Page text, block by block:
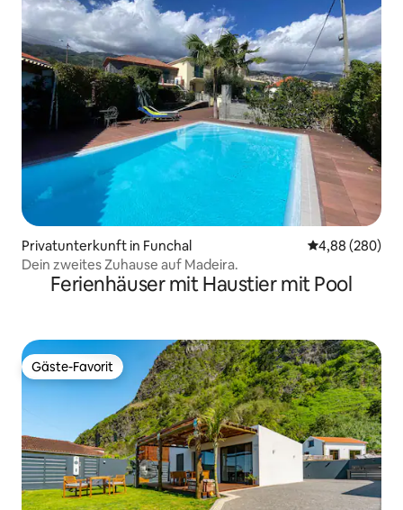
Privatunterkunft in Funchal
4,88 (280)
Dein zweites Zuhause auf Madeira.
Ferienhäuser mit Haustier mit Pool
Gäste-Favorit
Gäste-Favorit